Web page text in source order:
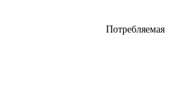
Потребляемая